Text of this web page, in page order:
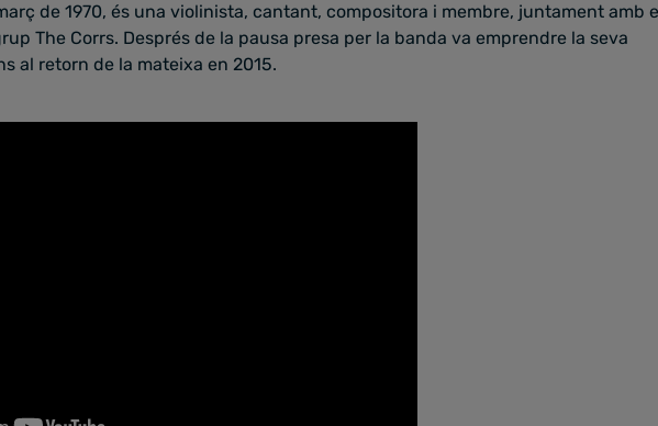
de 1970, és una violinista, cantant, compositora i membre, juntament amb
The Corrs. Després de la pausa presa per la banda va emprendre la seva
al retorn de la mateixa en 2015.